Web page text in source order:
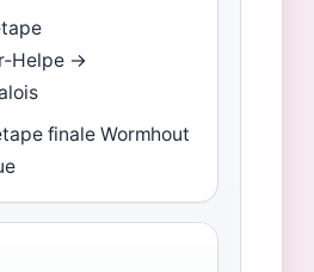
→
finale Wormhout